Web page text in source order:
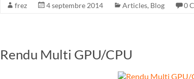
frez 4 septembre 2014 Articles, Blog 0
Rendu Multi GPU/CPU